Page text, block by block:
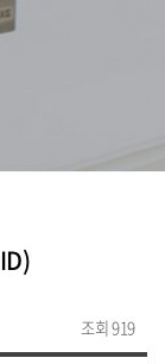
조회 919